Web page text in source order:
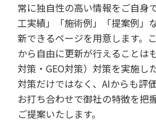
常に独自性の高い情報をご自身
工実績」「施術例」「提案例」
新できるページを用意します。
から自由に更新が行えることは
対策・GEO対策）対策を実施し
対策だけではなく、AIからも評
お打ち合わせで御社の特徴を把
ご提案いたします。